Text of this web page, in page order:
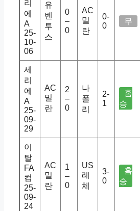
리
에
A
25-
10-
06
유
벤
투
스
0
–
0
AC
밀
란
0-
0
무
세
리
에
A
25-
09-
29
AC
밀
란
2
–
0
나
폴
리
2-
1
홈
승
이
탈
FA
컵
25-
09-
24
AC
밀
란
1
–
0
US
레
체
3-
0
홈
승